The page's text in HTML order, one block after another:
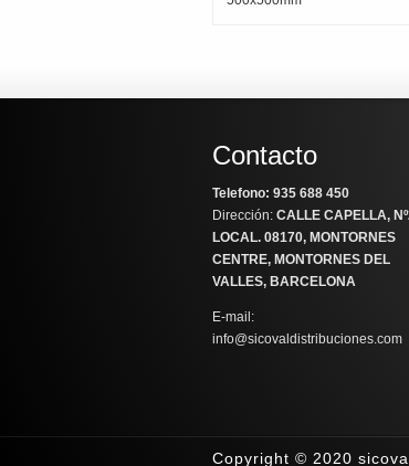
Contacto
Telefono: 935 688 450
Dirección: CALLE CAPELLA,
LOCAL. 08170, MONTORNES
CENTRE, MONTORNES DEL
VALLES, BARCELONA
E-mail:
info@sicovaldistribuciones.com
Copyright © 2020